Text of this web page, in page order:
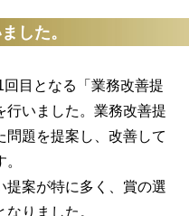
した。
目となる「業務改善提
行いました。業務改善提
問題を提案し、改善して
案が特に多く、賞の選
りました。